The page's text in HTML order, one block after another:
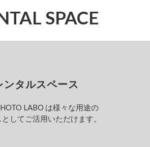
SPACE
ンタルスペース
LABO は様々な用途の
してご活用いただけます。